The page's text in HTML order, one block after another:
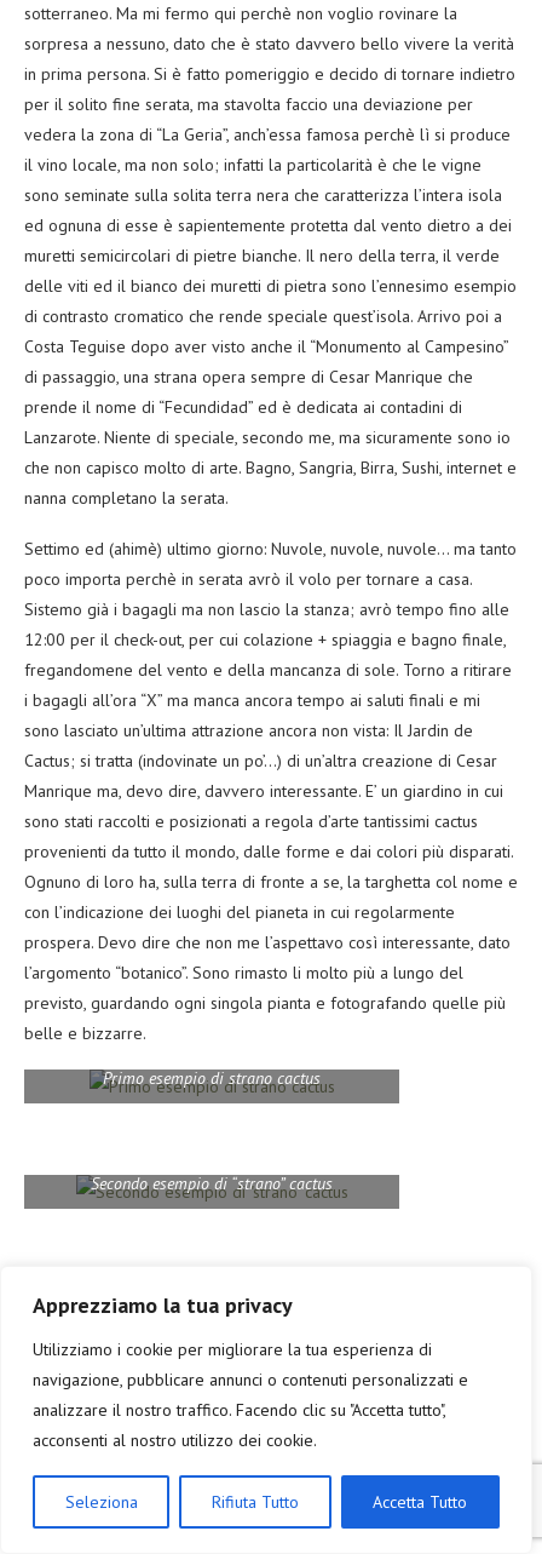
Apprezziamo la tua privacy
Utilizziamo i cookie per migliorare la tua esperienza di
navigazione, pubblicare annunci o contenuti personalizzati e
analizzare il nostro traffico. Facendo clic su "Accetta tutto",
acconsenti al nostro utilizzo dei cookie.
Seleziona Rifiuta Tutto Accetta Tutto
sotterraneo. Ma mi fermo qui perchè non voglio rovinare la
sorpresa a nessuno, dato che è stato davvero bello vivere la verità
in prima persona. Si è fatto pomeriggio e decido di tornare indietro
per il solito fine serata, ma stavolta faccio una deviazione per
vedera la zona di “La Geria”, anch’essa famosa perchè lì si produce
il vino locale, ma non solo; infatti la particolarità è che le vigne
sono seminate sulla solita terra nera che caratterizza l’intera isola
ed ognuna di esse è sapientemente protetta dal vento dietro a dei
muretti semicircolari di pietre bianche. Il nero della terra, il verde
delle viti ed il bianco dei muretti di pietra sono l’ennesimo esempio
di contrasto cromatico che rende speciale quest’isola. Arrivo poi a
Costa Teguise dopo aver visto anche il “Monumento al Campesino”
di passaggio, una strana opera sempre di Cesar Manrique che
prende il nome di “Fecundidad” ed è dedicata ai contadini di
Lanzarote. Niente di speciale, secondo me, ma sicuramente sono io
che non capisco molto di arte. Bagno, Sangria, Birra, Sushi, internet e
nanna completano la serata.
Settimo ed (ahimè) ultimo giorno: Nuvole, nuvole, nuvole… ma tanto
poco importa perchè in serata avrò il volo per tornare a casa.
Sistemo già i bagagli ma non lascio la stanza; avrò tempo fino alle
12:00 per il check-out, per cui colazione + spiaggia e bagno finale,
fregandomene del vento e della mancanza di sole. Torno a ritirare
i bagagli all’ora “X” ma manca ancora tempo ai saluti finali e mi
sono lasciato un’ultima attrazione ancora non vista: Il Jardin de
Cactus; si tratta (indovinate un po’…) di un’altra creazione di Cesar
Manrique ma, devo dire, davvero interessante. E’ un giardino in cui
sono stati raccolti e posizionati a regola d’arte tantissimi cactus
provenienti da tutto il mondo, dalle forme e dai colori più disparati.
Ognuno di loro ha, sulla terra di fronte a se, la targhetta col nome e
con l’indicazione dei luoghi del pianeta in cui regolarmente
prospera. Devo dire che non me l’aspettavo così interessante, dato
l’argomento “botanico”. Sono rimasto li molto più a lungo del
previsto, guardando ogni singola pianta e fotografando quelle più
belle e bizzarre.
Primo esempio di strano cactus
Secondo esempio di “strano” cactus
Pittoresco ingresso del bagno degli
uomini al Jardin de Cactus
Quando esco capisco davvero che è finita; così faccio il pieno alla
macchina e vado in aeroporto a riconsegnarla. Soliti controlli di
sicurezza, imbarco e volo di rientro puntualissimo (ottimo lavoro
Ryanair). Peccato che, all’uscita dall’aeromobile, mi trovo a 600 km
da casa…per cui mancano ancora 40 minuti di Terravision, quasi 10
ore di pullman + metropolitana conclusiva per tornare a dove